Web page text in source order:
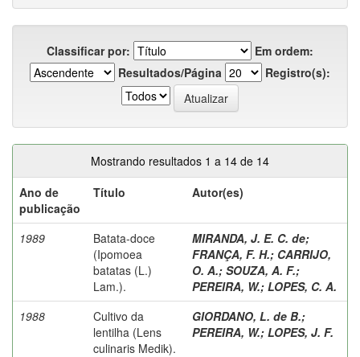
Classificar por:
Em ordem:
Resultados/Página
Registro(s):
Mostrando resultados 1 a 14 de 14
Ano de
publicação
Título Autor(es)
1989
Batata-doce
(Ipomoea
batatas (L.)
Lam.).
MIRANDA, J. E. C. de;
FRANÇA, F. H.; CARRIJO,
O. A.; SOUZA, A. F.;
PEREIRA, W.; LOPES, C. A.
1988
Cultivo da
lentilha (Lens
culinaris Medik).
GIORDANO, L. de B.;
PEREIRA, W.; LOPES, J. F.